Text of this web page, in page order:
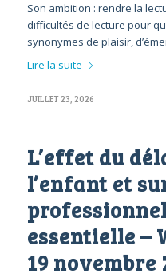
Son ambition : rendre la
difficultés de lecture pour
synonymes de plaisir,
Lire la suite
JUILLET 23, 2026
L’effet du
l’enfant et
essentielle –
19 novembre